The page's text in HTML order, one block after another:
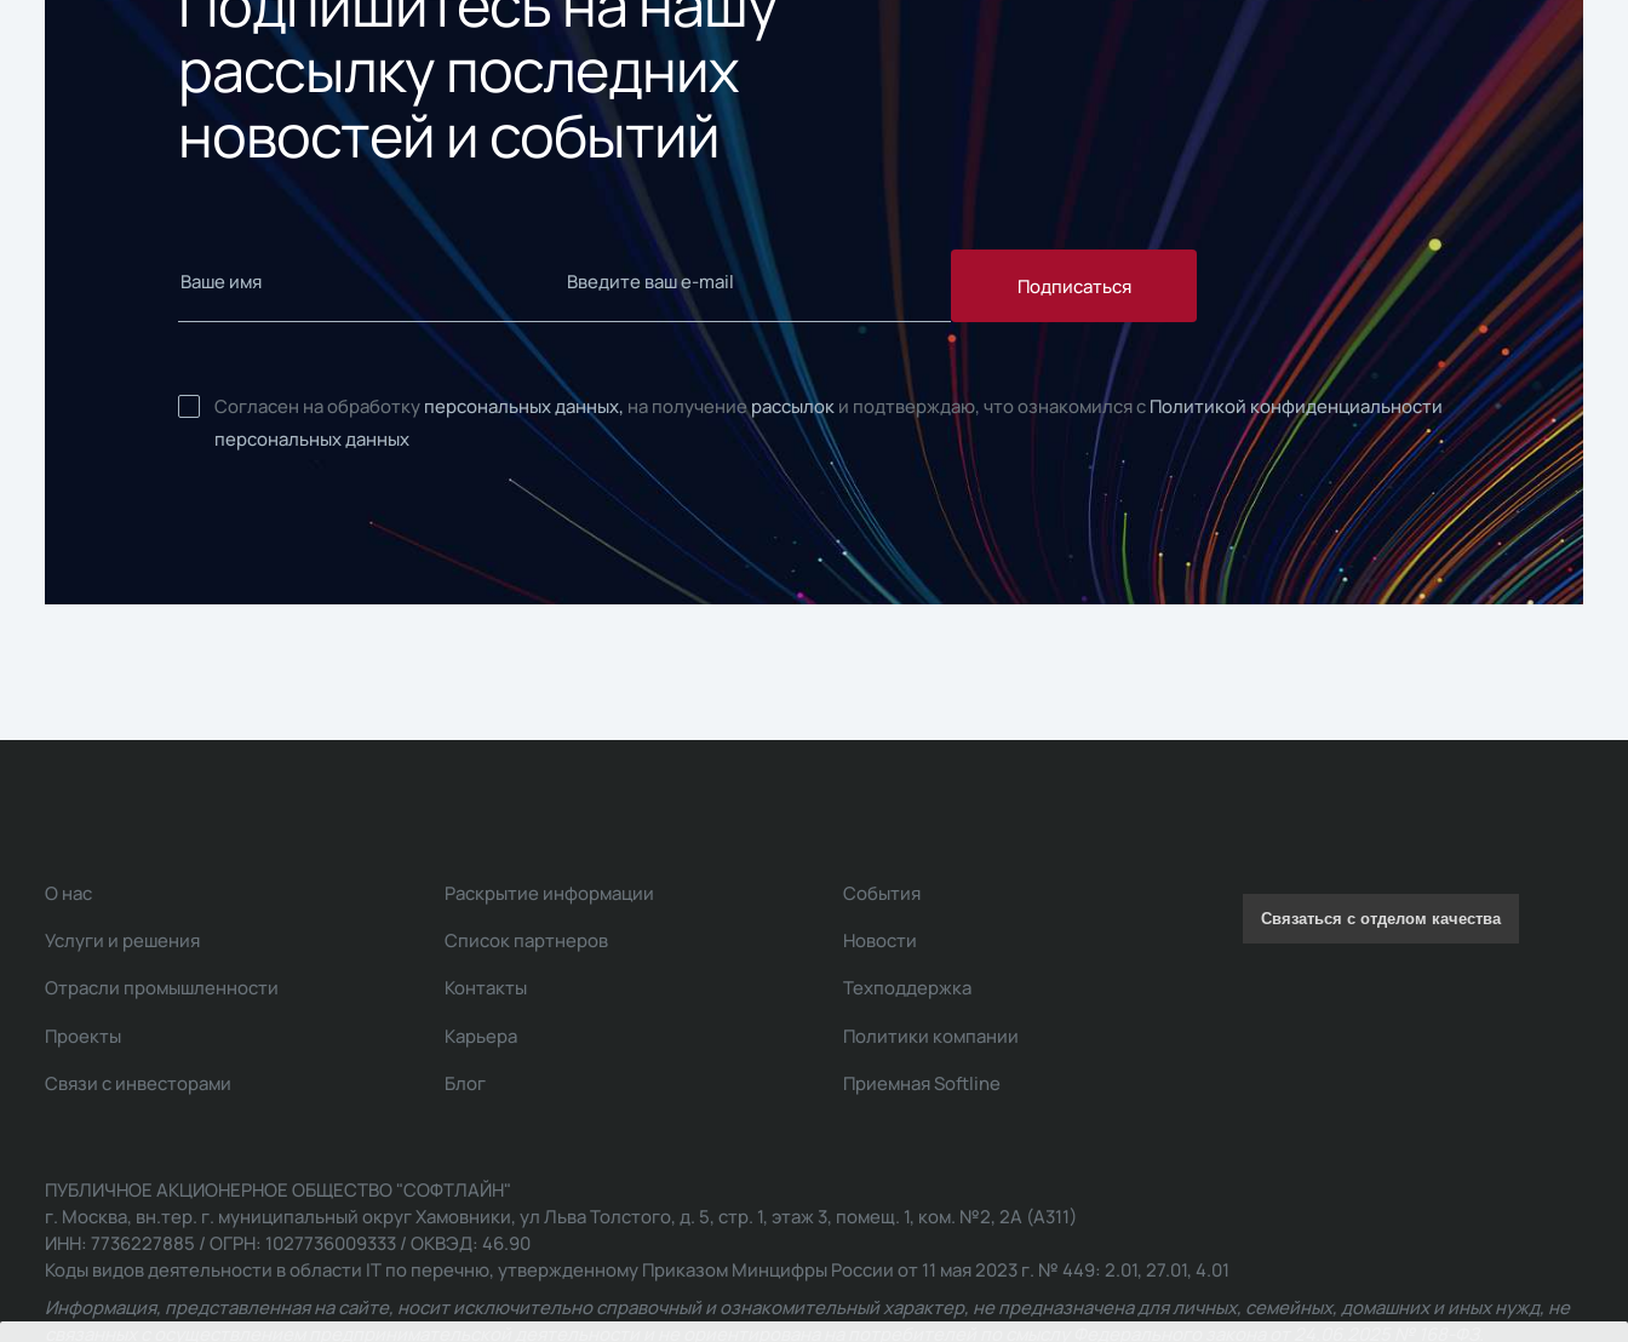
рассылку последних
новостей и событий
Подписаться
Согласен на обработку персональных данных, на получениерассылок и подтверждаю, что ознакомился с Политикой конфиденциальности
персональных данных
О нас
Услуги и решения
Отрасли промышленности
Проекты
Связи с инвесторами
Раскрытие информации
Список партнеров
Контакты
Карьера
Блог
События
Новости
Техподдержка
Политики компании
Приемная Softline
Связаться с отделом качества
ПУБЛИЧНОЕ АКЦИОНЕРНОЕ ОБЩЕСТВО "СОФТЛАЙН"
г. Москва, вн.тер. г. муниципальный округ Хамовники, ул Льва Толстого, д. 5, стр. 1, этаж 3, помещ. 1, ком. №2, 2А (А311)
ИНН: 7736227885 / ОГРН: 1027736009333 / ОКВЭД: 46.90
Коды видов деятельности в области IT по перечню, утвержденному Приказом Минцифры России от 11 мая 2023 г. № 449: 2.01, 27.01, 4.01
Информация, представленная на сайте, носит исключительно справочный и ознакомительный характер, не предназначена для личных, семейных, домашних и иных нужд, не